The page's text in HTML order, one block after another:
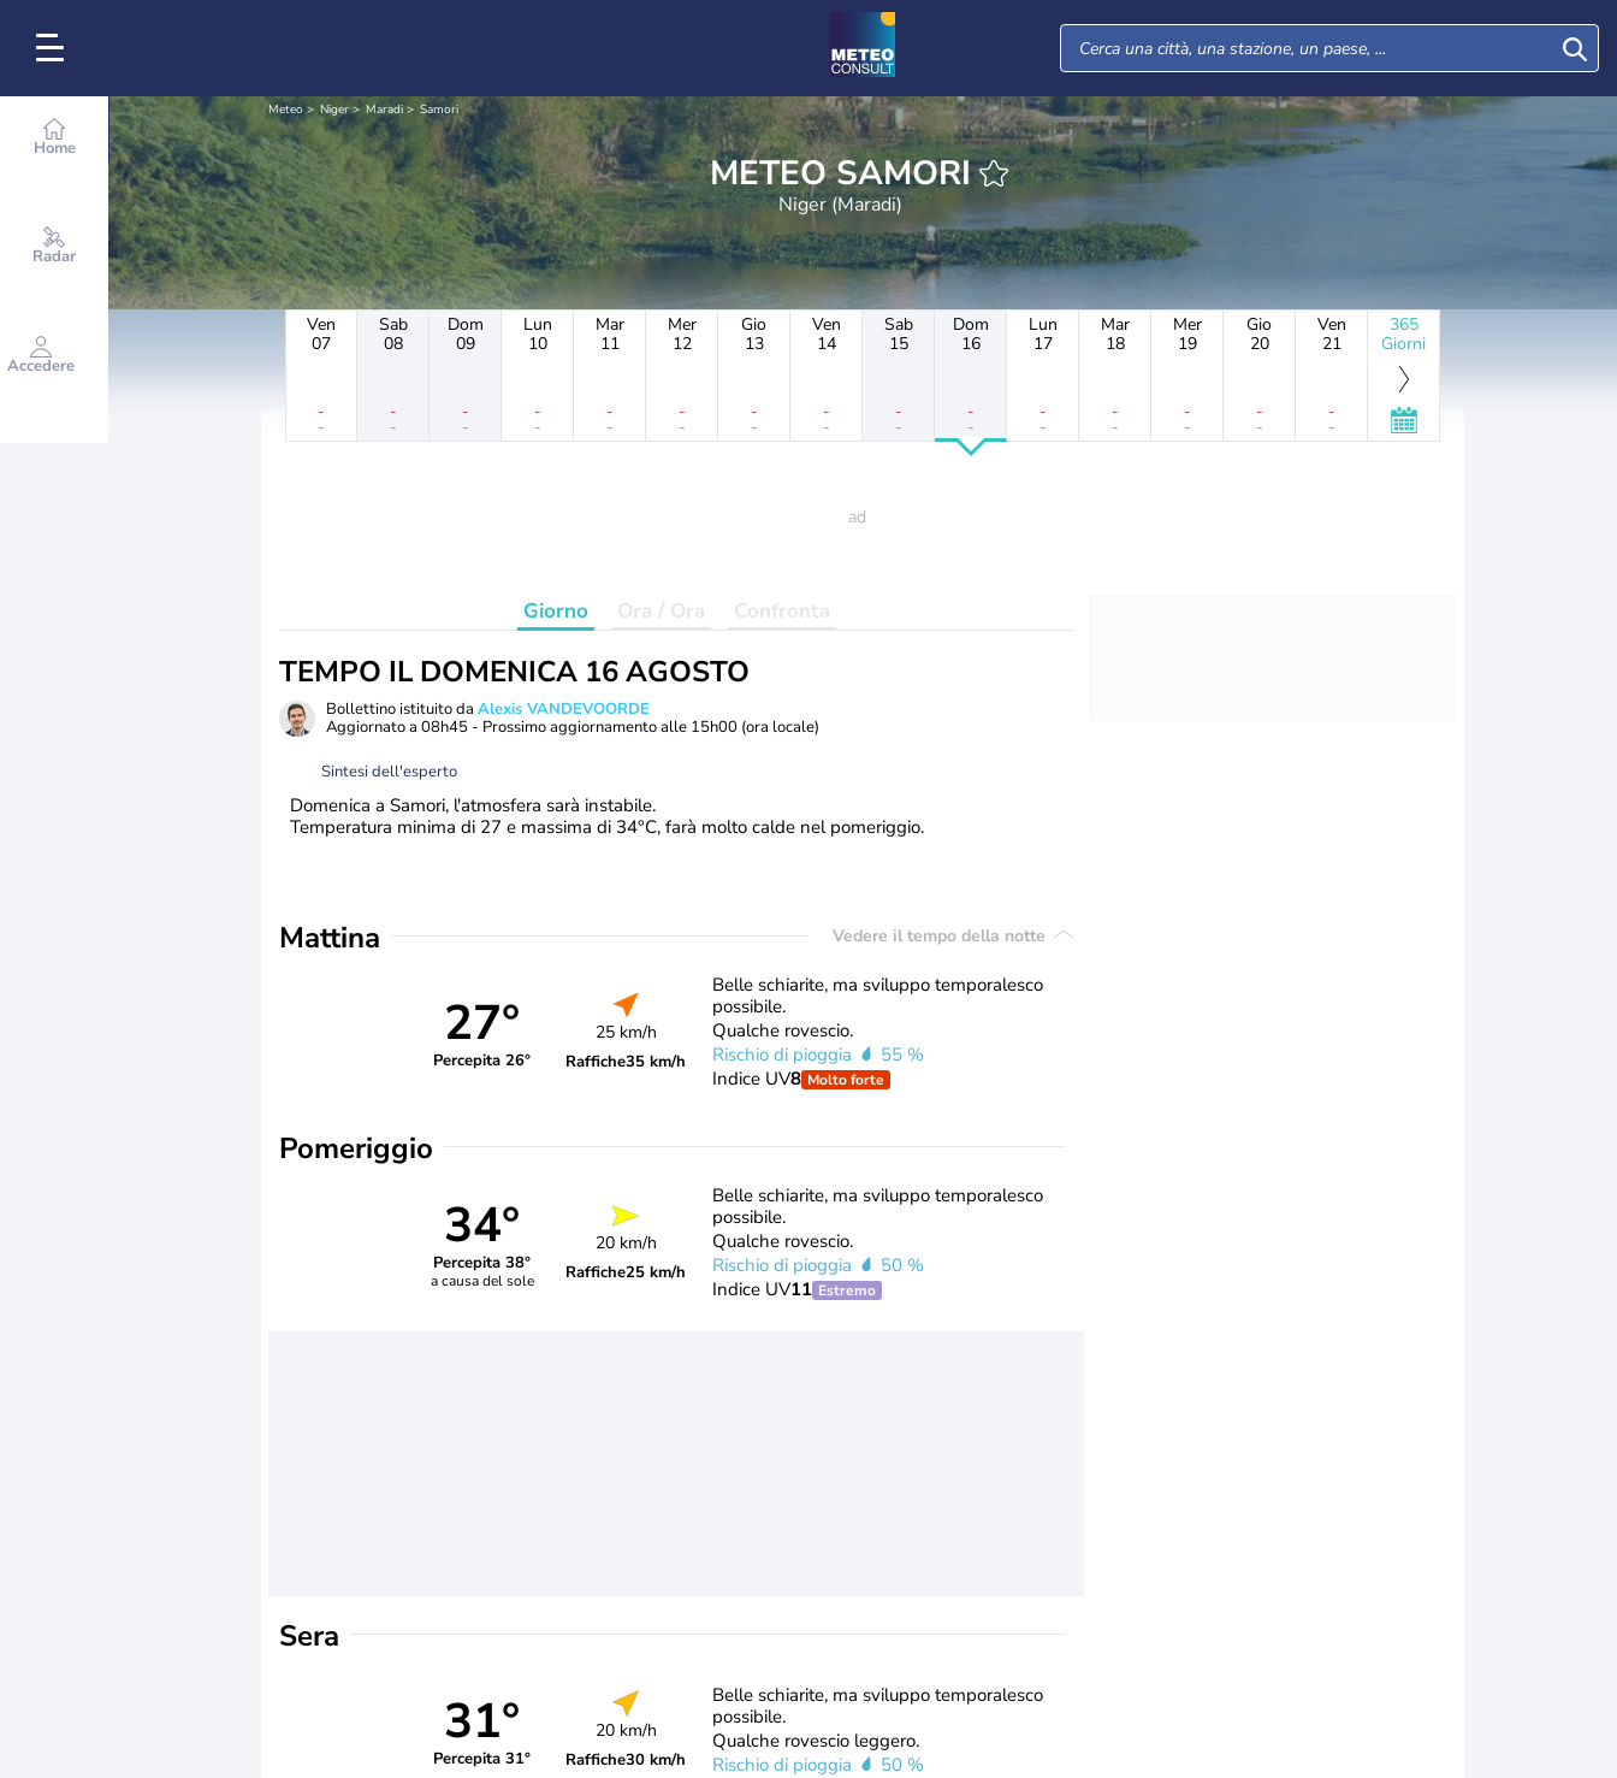
Home
Radar
Accedere
Meteo Niger Maradi Samori
METEO SAMORI
Niger (Maradi)
Ven
07
-
-
Sab
08
-
-
Dom
09
-
-
Lun
10
-
-
Mar
11
-
-
Mer
12
-
-
Gio
13
-
-
Ven
14
-
-
Sab
15
-
-
Dom
16
-
-
Lun
17
-
-
Mar
18
-
-
Mer
19
-
-
Gio
20
-
-
Ven
21
-
-
365
Giorni
Giorno Ora / Ora Confronta
TEMPO IL DOMENICA 16 AGOSTO
Bollettino istituito da Alexis VANDEVOORDE
Aggiornato a 08h45 - Prossimo aggiornamento alle 15h00 (ora locale)
Sintesi dell'esperto
Domenica a Samori, l'atmosfera sarà instabile.
Temperatura minima di 27 e massima di 34°C, farà molto calde nel pomeriggio.
Mattina Vedere il tempo della notte
27°
Percepita 26°
25 km/h
Raffiche35 km/h
Belle schiarite, ma sviluppo temporalesco
possibile.
Qualche rovescio.
Rischio di pioggia
55 %
Indice UV8 Molto forte
Pomeriggio
34°
Percepita 38°
a causa del sole
20 km/h
Raffiche25 km/h
Belle schiarite, ma sviluppo temporalesco
possibile.
Qualche rovescio.
Rischio di pioggia
50 %
Indice UV11 Estremo
Sera
31°
Percepita 31°
20 km/h
Raffiche30 km/h
Belle schiarite, ma sviluppo temporalesco
possibile.
Qualche rovescio leggero.
Rischio di pioggia
50 %